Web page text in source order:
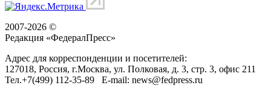
2007-2026 ©
Редакция «ФедералПресс»
Адрес для корреспонденции и посетителей:
127018, Россия, г.Москва, ул. Полковая, д. 3, стр. 3, офис 211
Тел.+7(499) 112-35-89 E-mail: news@fedpress.ru